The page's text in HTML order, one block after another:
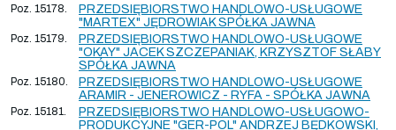
Poz. 15178.
PRZEDSIĘBIORSTWO HANDLOWO-USŁUGOWE
"MARTEX" JĘDROWIAK SPÓŁKA JAWNA
Poz. 15179.
PRZEDSIĘBIORSTWO HANDLOWO-USŁUGOWE
"OKAY" JACEK SZCZEPANIAK, KRZYSZTOF SŁABY
SPÓŁKA JAWNA
Poz. 15180.
PRZEDSIĘBIORSTWO HANDLOWO-USŁUGOWE
ARAMIR - JENEROWICZ - RYFA - SPÓŁKA JAWNA
Poz. 15181.
PRZEDSIĘBIORSTWO HANDLOWO-USŁUGOWO-
PRODUKCYJNE "GER-POL" ANDRZEJ BĘDKOWSKI,